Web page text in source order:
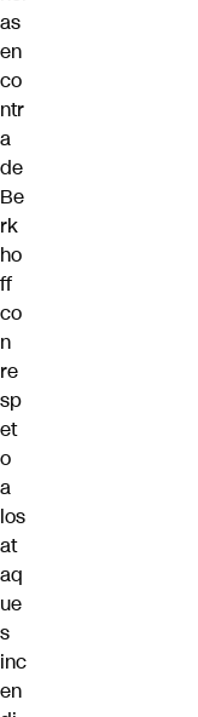
as
en
co
ntr
a
de
Be
rk
ho
ff
co
n
re
sp
et
o
a
los
at
aq
ue
s
inc
en